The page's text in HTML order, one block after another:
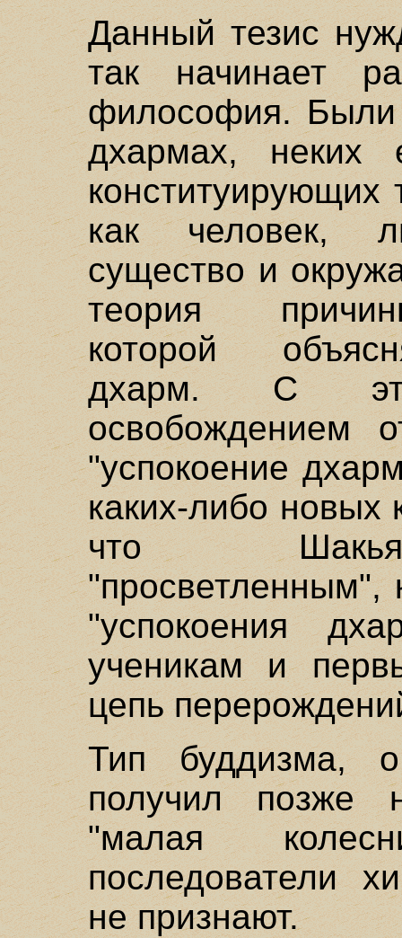
Данный тезис
так начинает
философия. Были
дхармах, неких
конституирующих
как человек,
существо и
теория
которой
дхарм. С
освобождением
"успокоение
каких-либо новых
что
"просветленным",
"успокоения
ученикам и
цепь
Тип буддизма,
получил позже
"малая
последователи
не признают.